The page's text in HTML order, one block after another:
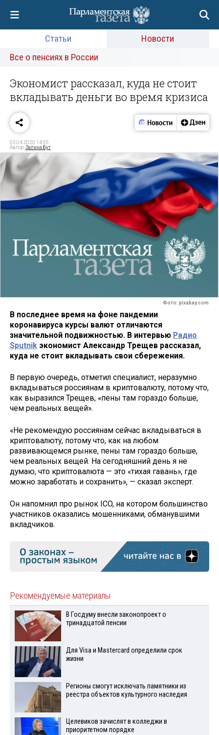
Статьи
Новости
Все о пенсиях в России
Экономист рассказал, куда не стоит
вкладывать деньги во время кризиса
03.04.2020 14:55
Автор:Залина Бут
Фото: pixabay.com
В последнее время на фоне пандемии
коронавируса курсы валют отличаются
значительной подвижностью. В интервью Радио
Sputnik экономист Александр Трещев рассказал,
куда не стоит вкладывать свои сбережения.
В первую очередь, отметил специалист, неразумно
вкладываться россиянам в криптовалюту, потому что,
как выразился Трещев, «пены там гораздо больше,
чем реальных вещей».
«Не рекомендую россиянам сейчас вкладываться в
криптовалюту, потому что, как на любом
развивающемся рынке, пены там гораздо больше,
чем реальных вещей. На сегодняшний день я не
думаю, что криптовалюта — это «тихая гавань», где
можно заработать и сохранить», — сказал эксперт.
Он напомнил про рынок ICO, на котором большинство
участников оказались мошенниками, обманувшими
вкладчиков.
Рекомендуемые материалы
В Госдуму внесли законопроект о
тринадцатой пенсии
Для Visа и Mastercard определили срок
жизни
Регионы смогут исключать памятники из
реестра объектов культурного наследия
Целевиков зачислят в колледжи в
приоритетном порядке